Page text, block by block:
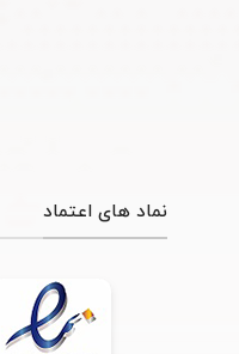
نماد های اعتماد